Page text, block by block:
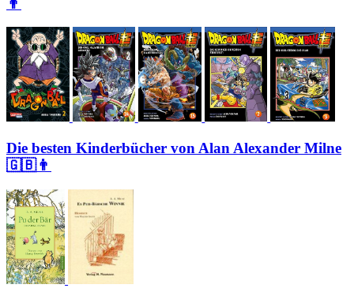
👨
Die besten Kinderbücher von Alan Alexander Milne
🇬🇧👨